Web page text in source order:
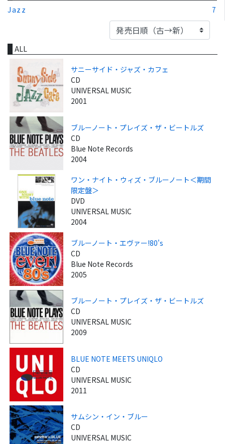
Jazz
7
ALL
サニーサイド・ジャズ・カフェ
CD
UNIVERSAL MUSIC
2001
ブルーノート・プレイズ・ザ・ビートルズ
CD
Blue Note Records
2004
ワン・ナイト・ウィズ・ブルーノート＜期間
限定盤＞
DVD
UNIVERSAL MUSIC
2004
ブルーノート・エヴァー!80's
CD
Blue Note Records
2005
ブルーノート・プレイズ・ザ・ビートルズ
CD
UNIVERSAL MUSIC
2009
BLUE NOTE MEETS UNIQLO
CD
UNIVERSAL MUSIC
2011
サムシン・イン・ブルー
CD
UNIVERSAL MUSIC